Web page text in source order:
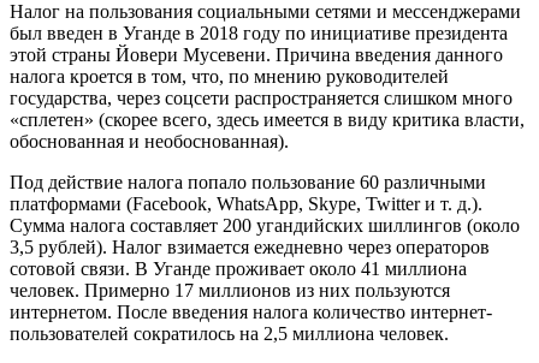
Налог на пользования социальными сетями и мессенджерами
был введен в Уганде в 2018 году по инициативе президента
этой страны Йовери Мусевени. Причина введения данного
налога кроется в том, что, по мнению руководителей
государства, через соцсети распространяется слишком много
«сплетен» (скорее всего, здесь имеется в виду критика власти,
обоснованная и необоснованная).
Под действие налога попало пользование 60 различными
платформами (Facebook, WhatsApp, Skype, Twitter и т. д.).
Сумма налога составляет 200 угандийских шиллингов (около
3,5 рублей). Налог взимается ежедневно через операторов
сотовой связи. В Уганде проживает около 41 миллиона
человек. Примерно 17 миллионов из них пользуются
интернетом. После введения налога количество интернет-
пользователей сократилось на 2,5 миллиона человек.